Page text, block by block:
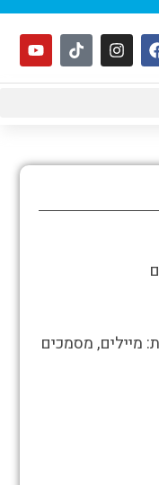
מיילים, מסמכים